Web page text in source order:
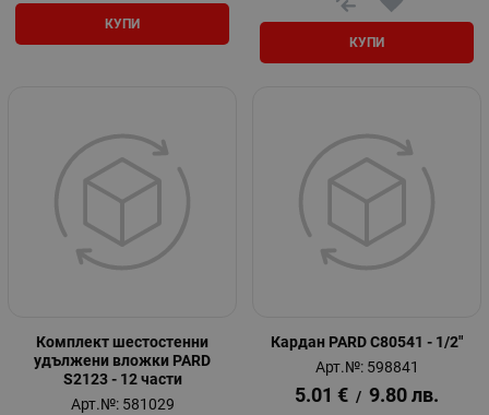
КУПИ
КУПИ
Комплект шестостенни
удължени вложки PARD
S2123 - 12 части
Арт.№: 581029
Кардан PARD C80541 - 1/2"
Арт.№: 598841
5.01 € / 9.80 лв.